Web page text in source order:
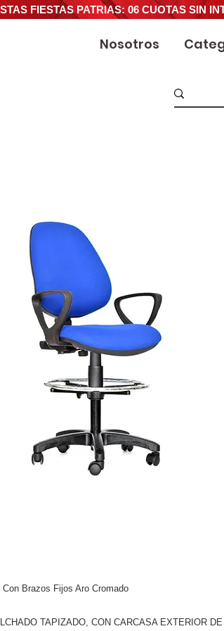
FIESTAS PATRIAS: 06 CUOTAS SIN
Nosotros
Brazos Fijos Aro Cromado
TAPIZADO, CON CARCASA EXTERIOR DE